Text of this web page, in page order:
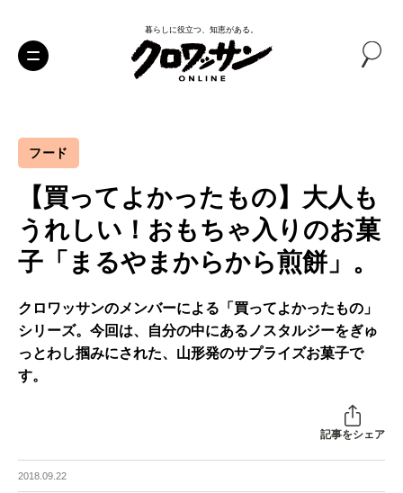
暮らしに役立つ、知恵がある。
フード
【買ってよかったもの】大人も
うれしい！おもちゃ入りのお菓
子「まるやまからから煎餅」。
クロワッサンのメンバーによる「買ってよかったもの」
シリーズ。今回は、自分の中にあるノスタルジーをぎゅ
っとわし掴みにされた、山形発のサプライズお菓子で
す。
記事をシェア
2018.09.22